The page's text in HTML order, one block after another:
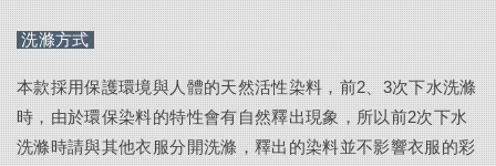
洗滌方式
本款採用保護環境與人體的天然活性染料，前2、3次下水洗滌
時，由於環保染料的特性會有自然釋出現象，所以前2次下水
洗滌時請與其他衣服分開洗滌，釋出的染料並不影響衣服的彩